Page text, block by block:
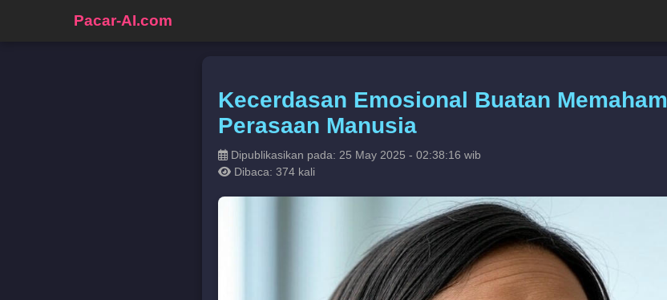
Pacar-AI.com
Kecerdasan Emosional Buatan
Perasaan Manusia
Dipublikasikan pada: 25 May 2025 - 02:38:16 wib
Dibaca: 374 kali